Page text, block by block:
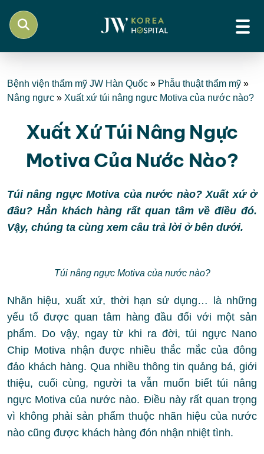
Bệnh viện thẩm mỹ JW Hàn Quốc » Phẫu thuật thẩm mỹ »
Nâng ngực » Xuất xứ túi nâng ngực Motiva của nước nào?
Xuất Xứ Túi Nâng Ngực
Motiva Của Nước Nào?
Túi nâng ngực Motiva của nước nào? Xuất xứ ở
đâu? Hẳn khách hàng rất quan tâm về điều đó.
Vậy, chúng ta cùng xem câu trả lời ở bên dưới.
Túi nâng ngực Motiva của nước nào?
Nhãn hiệu, xuất xứ, thời hạn sử dụng… là những
yếu tố được quan tâm hàng đầu đối với một sản
phẩm. Do vậy, ngay từ khi ra đời, túi ngực Nano
Chip Motiva nhận được nhiều thắc mắc của đông
đảo khách hàng. Qua nhiều thông tin quảng bá, giới
thiệu, cuối cùng, người ta vẫn muốn biết túi nâng
ngực Motiva của nước nào. Điều này rất quan trọng
vì không phải sản phẩm thuộc nhãn hiệu của nước
nào cũng được khách hàng đón nhận nhiệt tình.